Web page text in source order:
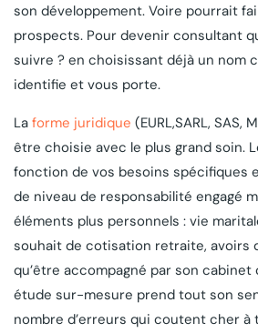
son développement. Voire pourrait
prospects. Pour devenir consultant
suivre ? en choisissant déjà un nom
identifie et vous porte.
La forme juridique (EURL,SARL,
être choisie avec le plus grand soin.
fonction de vos besoins spécifiques
de niveau de responsabilité engagé
éléments plus personnels : vie
souhait de cotisation retraite, avoirs
qu’être accompagné par son cabinet
étude sur-mesure prend tout son
nombre d’erreurs qui coutent cher à